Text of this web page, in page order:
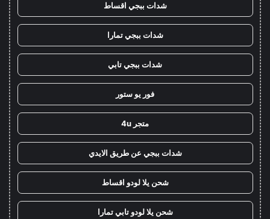
شدات ببجي اقساط
شدات ببجي تمارا
شدات ببجي تابي
فور يو ستور
متجر 4u
شدات ببجي عن طريق الايدي
شحن يلا لودو اقساط
شحن يلا لودو تابي تمارا